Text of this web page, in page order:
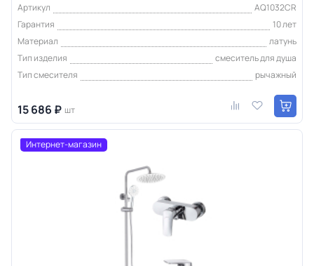
Артикул
AQ1032CR
Гарантия
10 лет
Материал
латунь
Тип изделия
смеситель для душа
Тип смесителя
рычажный
15 686 ₽ шт
Интернет-магазин